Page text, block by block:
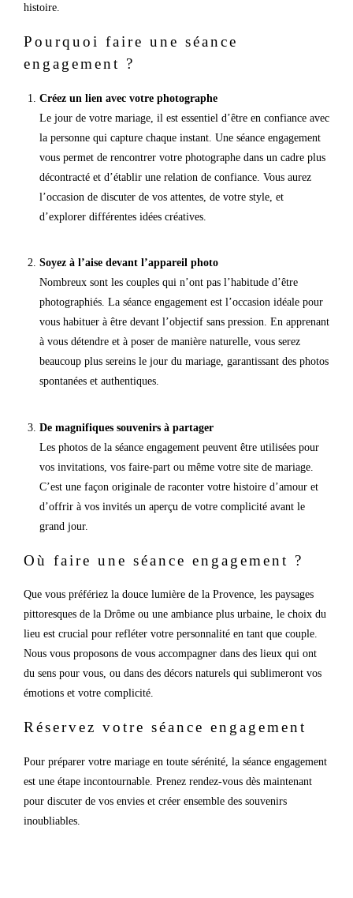
histoire.
Pourquoi faire une séance
engagement ?
Créez un lien avec votre photographe
Le jour de votre mariage, il est essentiel d’être en confiance avec
la personne qui capture chaque instant. Une séance engagement
vous permet de rencontrer votre photographe dans un cadre plus
décontracté et d’établir une relation de confiance. Vous aurez
l’occasion de discuter de vos attentes, de votre style, et
d’explorer différentes idées créatives.
Soyez à l’aise devant l’appareil photo
Nombreux sont les couples qui n’ont pas l’habitude d’être
photographiés. La séance engagement est l’occasion idéale pour
vous habituer à être devant l’objectif sans pression. En apprenant
à vous détendre et à poser de manière naturelle, vous serez
beaucoup plus sereins le jour du mariage, garantissant des photos
spontanées et authentiques.
De magnifiques souvenirs à partager
Les photos de la séance engagement peuvent être utilisées pour
vos invitations, vos faire-part ou même votre site de mariage.
C’est une façon originale de raconter votre histoire d’amour et
d’offrir à vos invités un aperçu de votre complicité avant le
grand jour.
Où faire une séance engagement ?
Que vous préfériez la douce lumière de la Provence, les paysages
pittoresques de la Drôme ou une ambiance plus urbaine, le choix du
lieu est crucial pour refléter votre personnalité en tant que couple.
Nous vous proposons de vous accompagner dans des lieux qui ont
du sens pour vous, ou dans des décors naturels qui sublimeront vos
émotions et votre complicité.
Réservez votre séance engagement
Pour préparer votre mariage en toute sérénité, la séance engagement
est une étape incontournable. Prenez rendez-vous dès maintenant
pour discuter de vos envies et créer ensemble des souvenirs
inoubliables.